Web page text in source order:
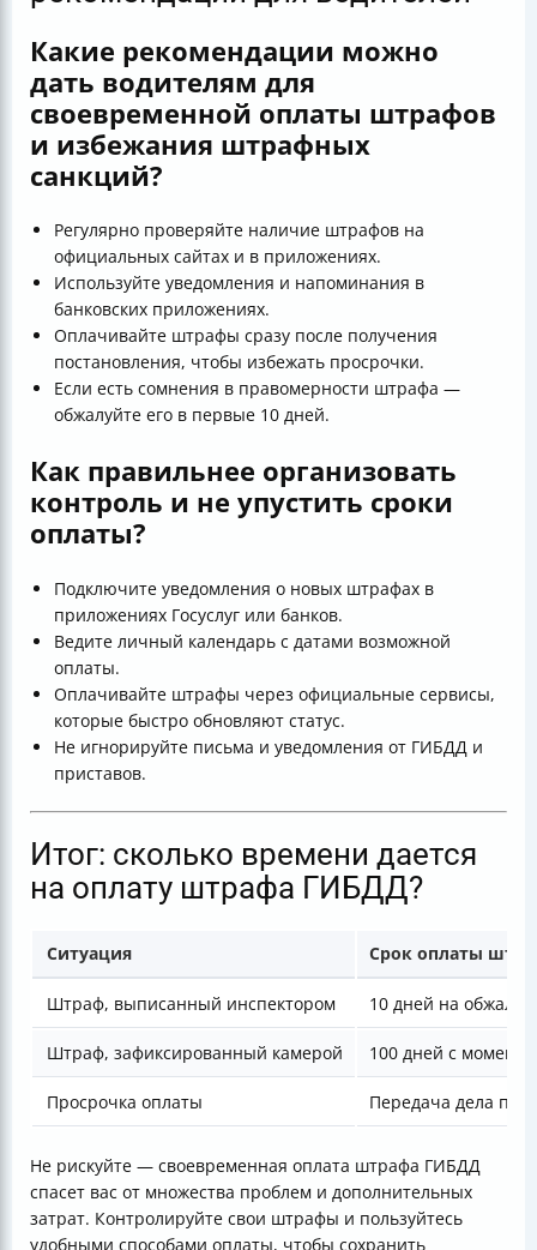
Какие рекомендации можно
дать водителям для
своевременной оплаты штрафов
и избежания штрафных
санкций?
Регулярно проверяйте наличие штрафов на
официальных сайтах и в приложениях.
Используйте уведомления и напоминания в
банковских приложениях.
Оплачивайте штрафы сразу после получения
постановления, чтобы избежать просрочки.
Если есть сомнения в правомерности штрафа —
обжалуйте его в первые 10 дней.
Как правильнее организовать
контроль и не упустить сроки
оплаты?
Подключите уведомления о новых штрафах в
приложениях Госуслуг или банков.
Ведите личный календарь с датами возможной
оплаты.
Оплачивайте штрафы через официальные сервисы,
которые быстро обновляют статус.
Не игнорируйте письма и уведомления от ГИБДД и
приставов.
Итог: сколько времени дается
на оплату штрафа ГИБДД?
Ситуация Срок оплаты
Штраф, выписанный инспектором 10 дней на
Штраф, зафиксированный камерой 100 дней с
Просрочка оплаты Передача дела
Не рискуйте — своевременная оплата штрафа ГИБДД
спасет вас от множества проблем и дополнительных
затрат. Контролируйте свои штрафы и пользуйтесь
удобными способами оплаты, чтобы сохранить